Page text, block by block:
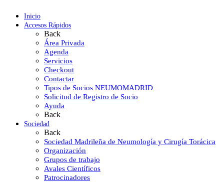
Inicio
Accesos Rápidos
Back
Área Privada
Agenda
Servicios
Checkout
Contactar
Tipos de Socios NEUMOMADRID
Solicitud de Registro de Socio
Ayuda
Back
Sociedad
Back
Sociedad Madrileña de Neumología y Cirugía Torácica
Organización
Grupos de trabajo
Avales Científicos
Patrocinadores